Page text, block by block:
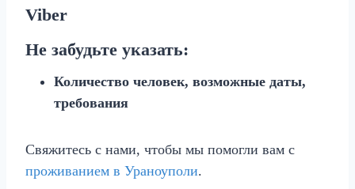
Viber
Не забудьте указать:
Количество человек, возможные даты,
требования
Свяжитесь с нами, чтобы мы помогли вам с
проживанием в Ураноуполи.